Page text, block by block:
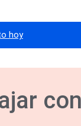
hoy